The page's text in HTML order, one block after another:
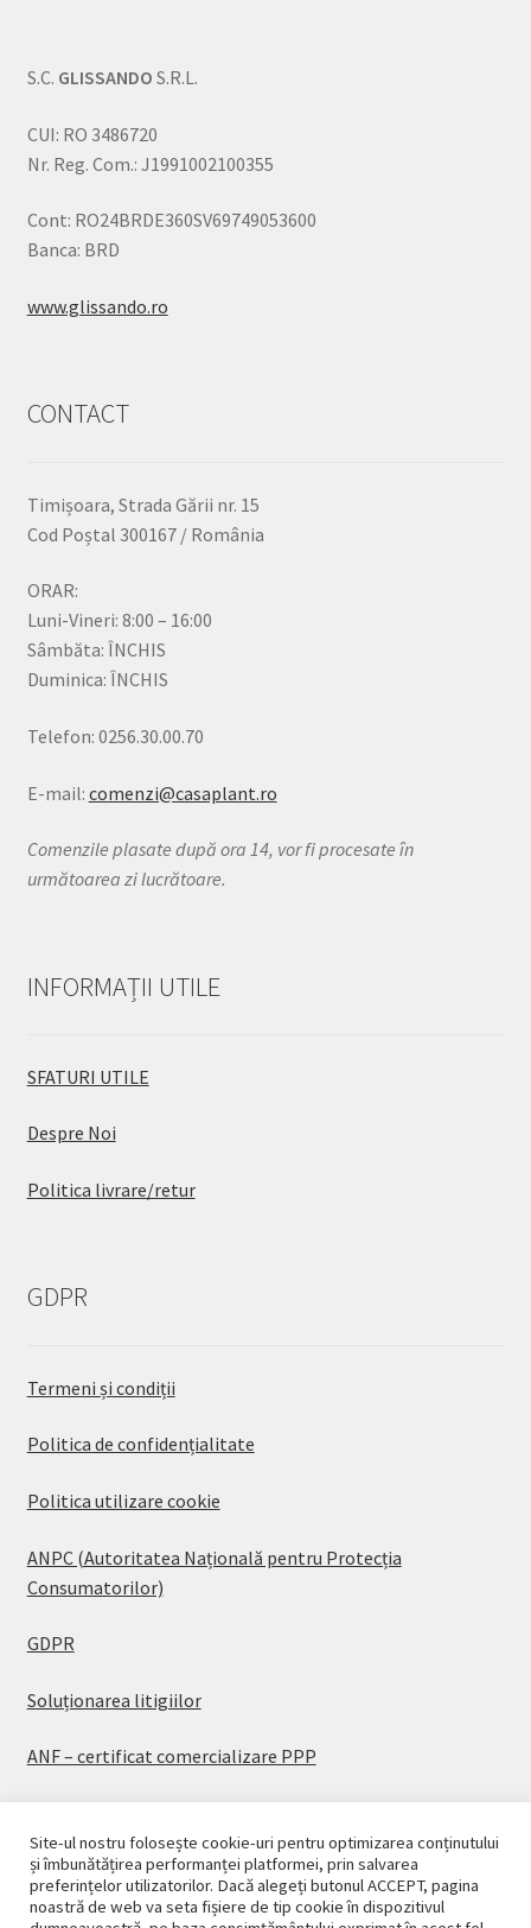
S.C. GLISSANDO S.R.L.
CUI: RO 3486720
Nr. Reg. Com.: J1991002100355
Cont: RO24BRDE360SV69749053600
Banca: BRD
www.glissando.ro
CONTACT
Timișoara, Strada Gării nr. 15
Cod Poștal 300167 / România
ORAR:
Luni-Vineri: 8:00 – 16:00
Sâmbăta: ÎNCHIS
Duminica: ÎNCHIS
Telefon: 0256.30.00.70
E-mail: comenzi@casaplant.ro
Comenzile plasate după ora 14, vor fi procesate în
următoarea zi lucrătoare.
INFORMAȚII UTILE
SFATURI UTILE
Despre Noi
Politica livrare/retur
GDPR
Termeni și condiții
Politica de confidențialitate
Politica utilizare cookie
ANPC (Autoritatea Națională pentru Protecția
Consumatorilor)
GDPR
Soluționarea litigiilor
ANF – certificat comercializare PPP
© CASAPLANT 2026
Site-ul nostru folosește cookie-uri pentru optimizarea conținutului
și îmbunătățirea performanței platformei, prin salvarea
preferințelor utilizatorilor. Dacă alegeți butonul ACCEPT, pagina
noastră de web va seta fișiere de tip cookie în dispozitivul